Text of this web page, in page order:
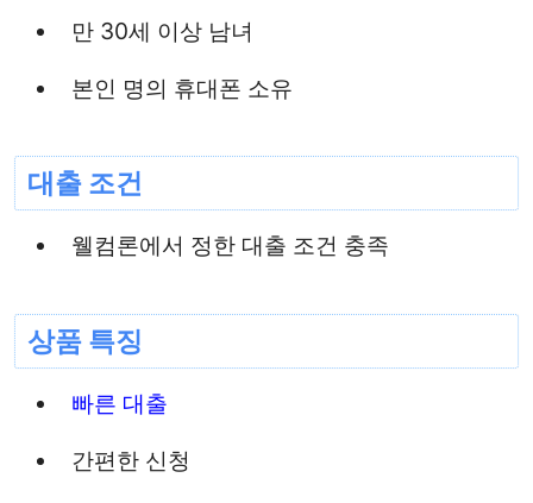
만 30세 이상 남녀
본인 명의 휴대폰 소유
대출 조건
웰컴론에서 정한 대출 조건 충족
상품 특징
빠른 대출
간편한 신청